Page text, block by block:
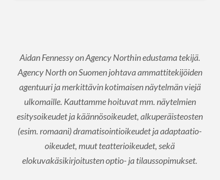
Aidan Fennessy on Agency Northin edustama tekijä.
Agency North on Suomen johtava ammattitekijöiden
agentuuri ja merkittävin kotimaisen näytelmän viejä
ulkomaille. Kauttamme hoituvat mm. näytelmien
esitysoikeudet ja käännösoikeudet, alkuperäisteosten
(esim. romaani) dramatisointioikeudet ja adaptaatio-
oikeudet, muut teatterioikeudet, sekä
elokuvakäsikirjoitusten optio- ja tilaussopimukset.